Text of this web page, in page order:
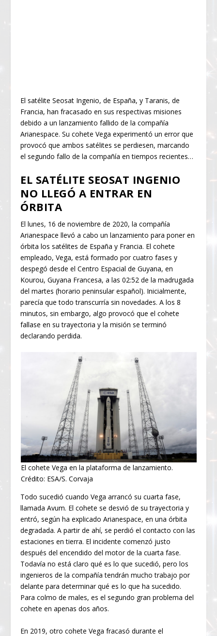
El satélite Seosat Ingenio, de España, y Taranis, de
Francia, han fracasado en sus respectivas misiones
debido a un lanzamiento fallido de la compañía
Arianespace. Su cohete Vega experimentó un error que
provocó que ambos satélites se perdiesen, marcando
el segundo fallo de la compañía en tiempos recientes…
EL SATÉLITE SEOSAT INGENIO
NO LLEGÓ A ENTRAR EN
ÓRBITA
El lunes, 16 de noviembre de 2020, la compañía
Arianespace llevó a cabo un lanzamiento para poner en
órbita los satélites de España y Francia. El cohete
empleado, Vega, está formado por cuatro fases y
despegó desde el Centro Espacial de Guyana, en
Kourou, Guyana Francesa, a las 02:52 de la madrugada
del martes (horario peninsular español). Inicialmente,
parecía que todo transcurría sin novedades. A los 8
minutos, sin embargo, algo provocó que el cohete
fallase en su trayectoria y la misión se terminó
declarando perdida.
El cohete Vega en la plataforma de lanzamiento.
Crédito: ESA/S. Corvaja
Todo sucedió cuando Vega arrancó su cuarta fase,
llamada Avum. El cohete se desvió de su trayectoria y
entró, según ha explicado Arianespace, en una órbita
degradada. A partir de ahí, se perdió el contacto con las
estaciones en tierra. El incidente comenzó justo
después del encendido del motor de la cuarta fase.
Todavía no está claro qué es lo que sucedió, pero los
ingenieros de la compañía tendrán mucho trabajo por
delante para determinar qué es lo que ha sucedido.
Para colmo de males, es el segundo gran problema del
cohete en apenas dos años.
En 2019, otro cohete Vega fracasó durante el